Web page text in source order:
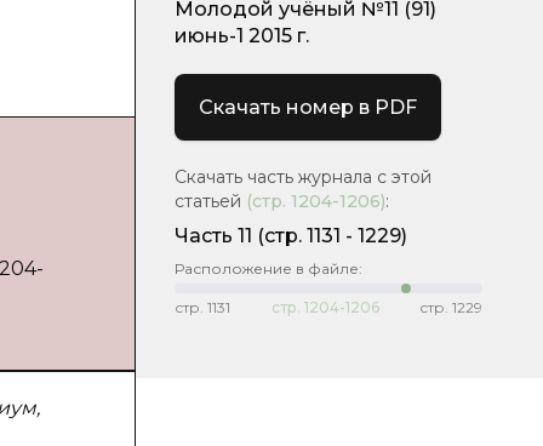
Молодой учёный №11 (91)
июнь-1 2015 г.
Скачать номер в PDF
Скачать часть журнала с этой
статьей (стр. 1204-1206):
Часть 11 (cтр. 1131 - 1229)
Расположение в файле:
стр. 1131 стр. 1204-1206 стр. 1229